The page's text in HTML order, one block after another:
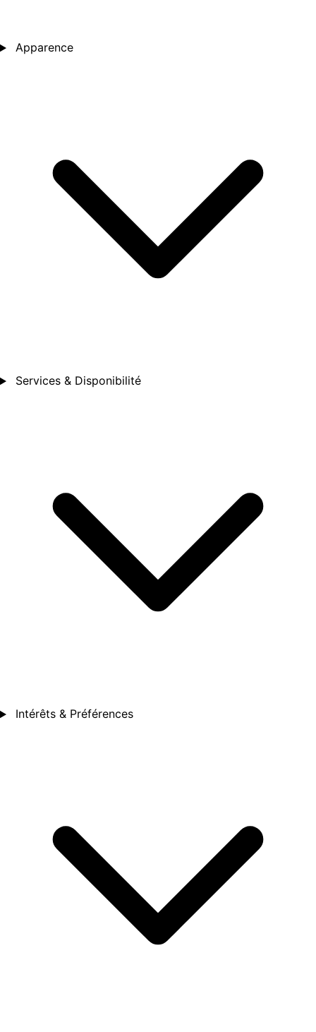
Apparence
Services & Disponibilité
Intérêts & Préférences